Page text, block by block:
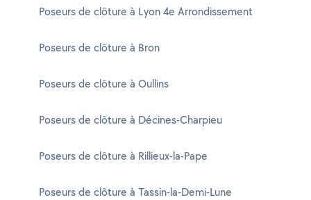
Poseurs de clôture à Lyon 4e Arrondissement
Poseurs de clôture à Bron
Poseurs de clôture à Oullins
Poseurs de clôture à Décines-Charpieu
Poseurs de clôture à Rillieux-la-Pape
Poseurs de clôture à Tassin-la-Demi-Lune